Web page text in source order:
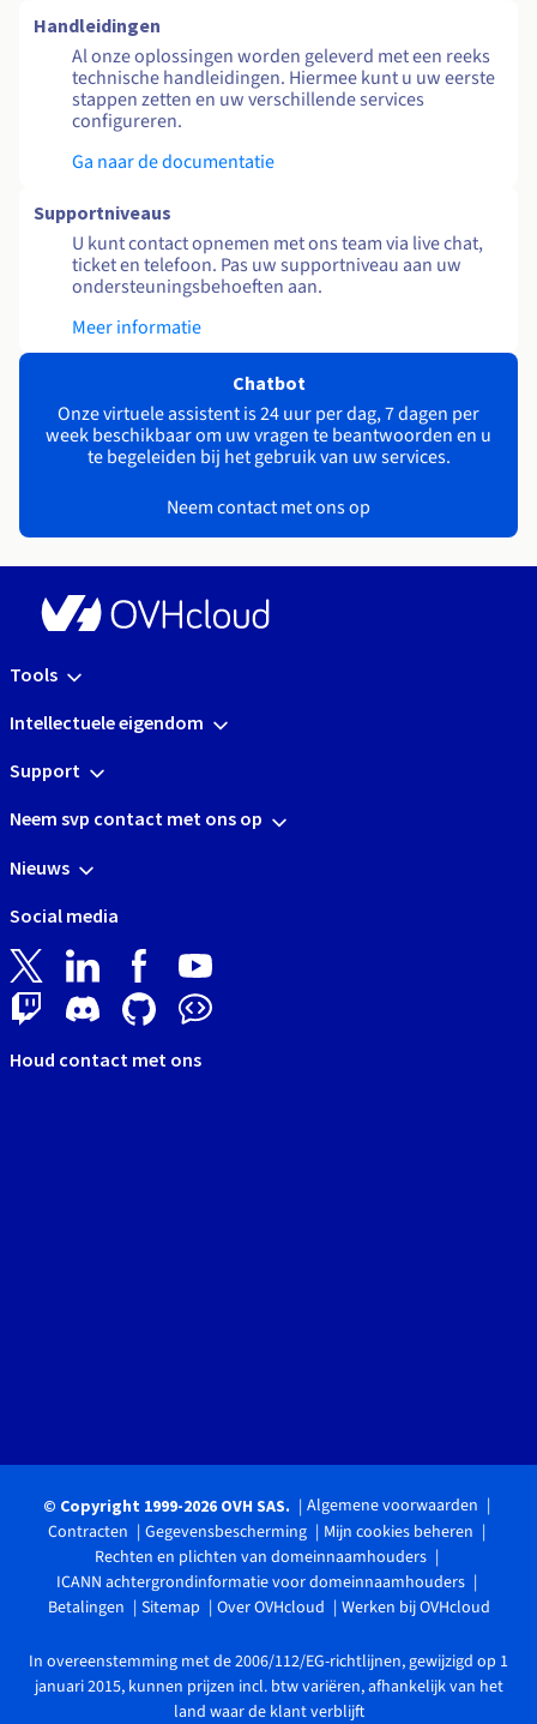
Handleidingen
Al onze oplossingen worden geleverd met een reeks
technische handleidingen. Hiermee kunt u uw eerste
stappen zetten en uw verschillende services
configureren.
Ga naar de documentatie
Supportniveaus
U kunt contact opnemen met ons team via live chat,
ticket en telefoon. Pas uw supportniveau aan uw
ondersteuningsbehoeften aan.
Meer informatie
Chatbot
Onze virtuele assistent is 24 uur per dag, 7 dagen per
week beschikbaar om uw vragen te beantwoorden en u
te begeleiden bij het gebruik van uw services.
Neem contact met ons op
Tools
Intellectuele eigendom
Support
Neem svp contact met ons op
Nieuws
Social media
Houd contact met ons
© Copyright 1999-2026 OVH SAS.
Algemene voorwaarden
Contracten
Gegevensbescherming
Mijn cookies beheren
Rechten en plichten van domeinnaamhouders
ICANN achtergrondinformatie voor domeinnaamhouders
Betalingen
Sitemap Over OVHcloud Werken bij OVHcloud
In overeenstemming met de 2006/112/EG-richtlijnen, gewijzigd op 1
januari 2015, kunnen prijzen incl. btw variëren, afhankelijk van het
land waar de klant verblijft